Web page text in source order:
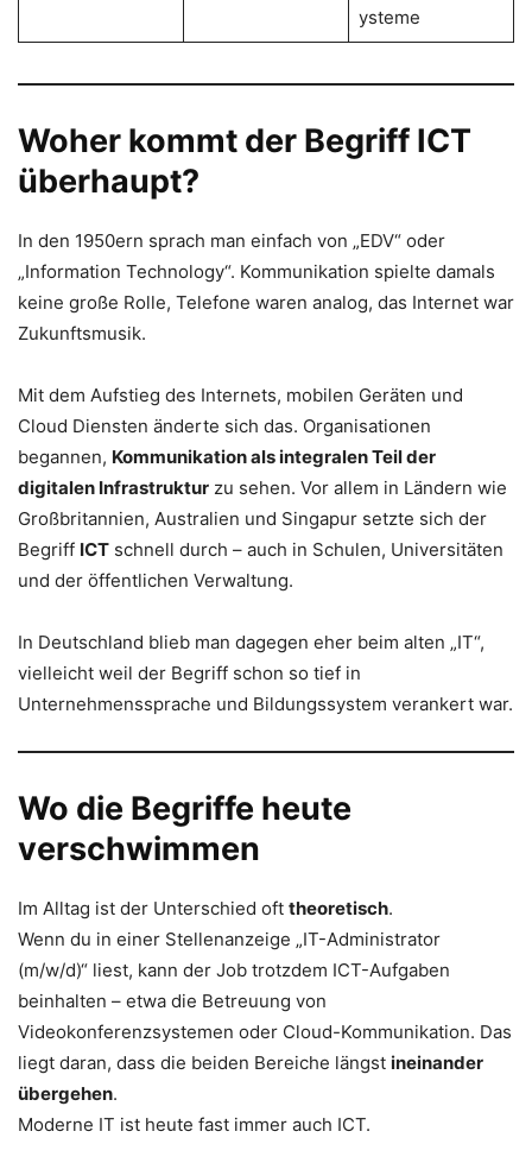
ysteme
Woher kommt der Begriff ICT
überhaupt?
In den 1950ern sprach man einfach von „EDV“ oder
„Information Technology“. Kommunikation spielte damals
keine große Rolle, Telefone waren analog, das Internet war
Zukunftsmusik.
Mit dem Aufstieg des Internets, mobilen Geräten und
Cloud Diensten änderte sich das. Organisationen
begannen, Kommunikation als integralen Teil der
digitalen Infrastruktur zu sehen. Vor allem in Ländern wie
Großbritannien, Australien und Singapur setzte sich der
Begriff ICT schnell durch – auch in Schulen, Universitäten
und der öffentlichen Verwaltung.
In Deutschland blieb man dagegen eher beim alten „IT“,
vielleicht weil der Begriff schon so tief in
Unternehmenssprache und Bildungssystem verankert war.
Wo die Begriffe heute
verschwimmen
Im Alltag ist der Unterschied oft theoretisch.
Wenn du in einer Stellenanzeige „IT-Administrator
(m/w/d)“ liest, kann der Job trotzdem ICT-Aufgaben
beinhalten – etwa die Betreuung von
Videokonferenzsystemen oder Cloud-Kommunikation. Das
liegt daran, dass die beiden Bereiche längst ineinander
übergehen.
Moderne IT ist heute fast immer auch ICT.